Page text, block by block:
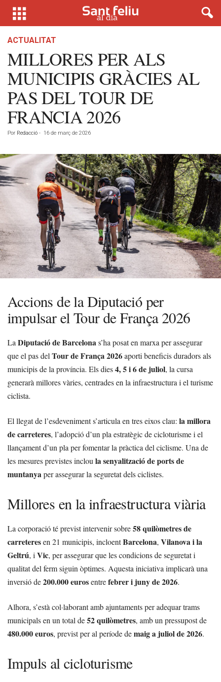
ACTUALITAT
MILLORES PER ALS
MUNICIPIS GRÀCIES AL
PAS DEL TOUR DE
FRANCIA 2026
Por Redacció - 16 de març de 2026
Accions de la Diputació per
impulsar el Tour de França 2026
La Diputació de Barcelonas’ha posat en marxa per assegurar
que el pas del Tour de França 2026aporti beneficis duradors als
municipis de la província. Els dies4, 5 i 6 de juliol, la cursa
generarà millores vàries, centrades en la infraestructura i el turisme
ciclista.
El llegat de l’esdeveniment s’articula en tres eixos clau: la millora
de carreteres, l’adopció d’un pla estratègic de cicloturisme i el
llançament d’un pla per fomentar la pràctica del ciclisme. Una de
les mesures previstes inclou la senyalització de ports de
muntanyaper assegurar la seguretat dels ciclistes.
Millores en la infraestructura viària
La corporació té previst intervenir sobre58 quilòmetres de
carreteresen 21 municipis, incloentBarcelona, Vilanova i la
Geltrú, i Vic, per assegurar que les condicions de seguretat i
qualitat del ferm siguin òptimes. Aquesta iniciativa implicarà una
inversió de200.000 eurosentrefebrer i juny de 2026.
Alhora, s’està col·laborant amb ajuntaments per adequar trams
municipals en un total de52 quilòmetres, amb un pressupost de
480.000 euros, previst per al període demaig a juliol de 2026.
Impuls al cicloturisme